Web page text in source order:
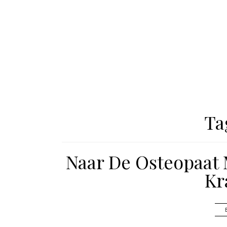
Naar De Osteopaat